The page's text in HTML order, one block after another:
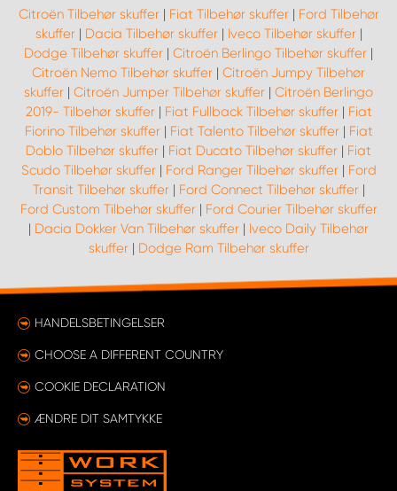
Citroën Tilbehør skuffer| Fiat Tilbehør skuffer| Ford Tilbehør
skuffer| Dacia Tilbehør skuffer| Iveco Tilbehør skuffer|
Dodge Tilbehør skuffer | Citroën Berlingo Tilbehør skuffer |
Citroën Nemo Tilbehør skuffer | Citroën Jumpy Tilbehør
skuffer | Citroën Jumper Tilbehør skuffer | Citroën Berlingo
2019- Tilbehør skuffer| Fiat Fullback Tilbehør skuffer| Fiat
Fiorino Tilbehør skuffer| Fiat Talento Tilbehør skuffer| Fiat
Doblo Tilbehør skuffer | Fiat Ducato Tilbehør skuffer | Fiat
Scudo Tilbehør skuffer| Ford Ranger Tilbehør skuffer| Ford
Transit Tilbehør skuffer| Ford Connect Tilbehør skuffer|
Ford Custom Tilbehør skuffer| Ford Courier Tilbehør skuffer
| Dacia Dokker Van Tilbehør skuffer | Iveco Daily Tilbehør
skuffer| Dodge Ram Tilbehør skuffer
HANDELSBETINGELSER
CHOOSE A DIFFERENT COUNTRY
COOKIE DECLARATION
ÆNDRE DIT SAMTYKKE